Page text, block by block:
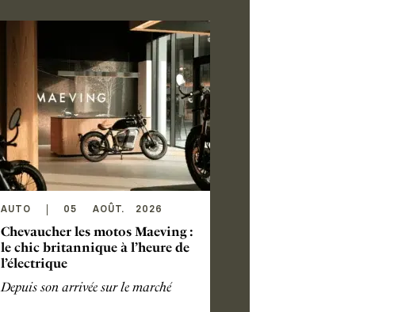
AUTO 05 AOÛT. 2026
Chevaucher les motos Maeving :
le chic britannique à l’heure de
l’électrique
Depuis son arrivée sur le marché